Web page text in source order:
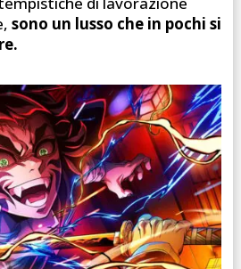
sono un lusso che in pochi si